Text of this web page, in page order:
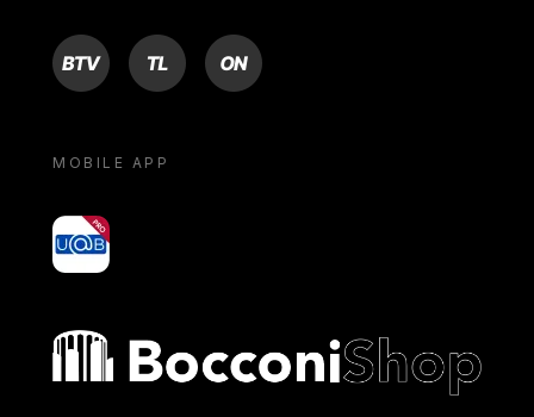
BTV TL ON
MOBILE APP
yoU@B
Bocconi shop